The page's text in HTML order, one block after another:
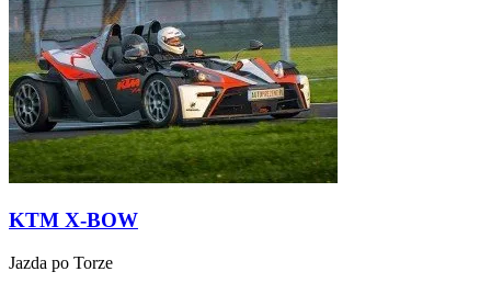
KTM X-BOW
Jazda po Torze